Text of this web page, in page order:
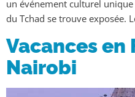
un événement culturel
du Tchad se trouve exposée.
Vacances en
Nairobi